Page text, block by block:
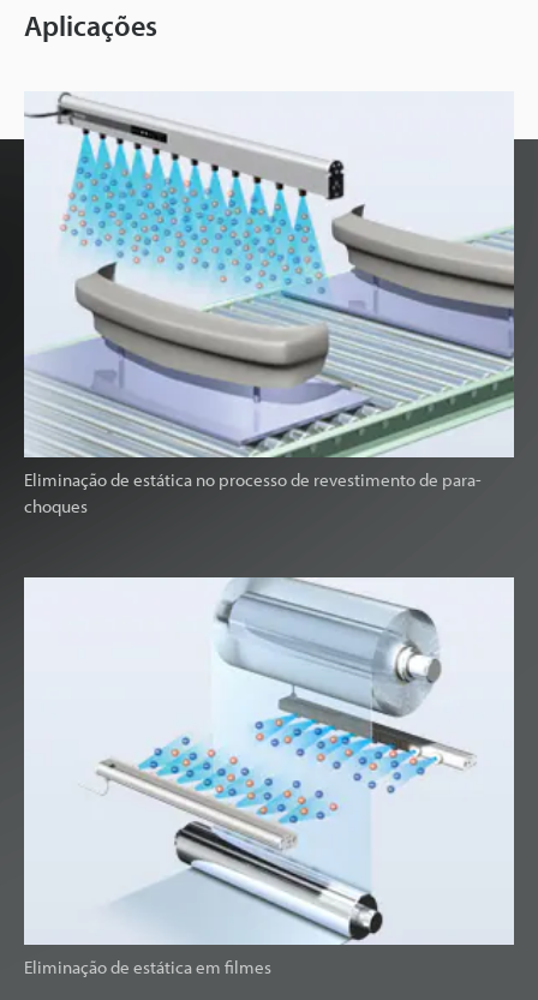
Aplicações
Eliminação de estática no processo de revestimento de para-
choques
Eliminação de estática em filmes